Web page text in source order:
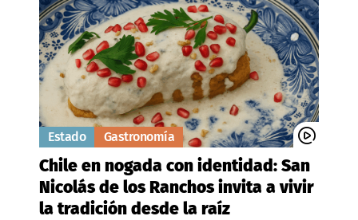
Estado Gastronomía
Chile en nogada con identidad: San
Nicolás de los Ranchos invita a vivir
la tradición desde la raíz